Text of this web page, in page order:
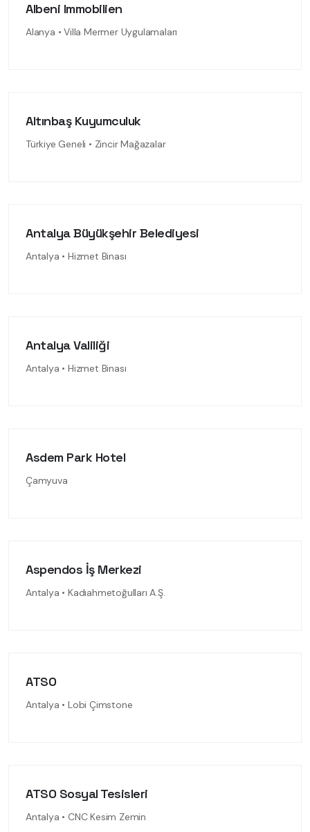
Albeni Immobilien
Alanya • Villa Mermer Uygulamaları
Altınbaş Kuyumculuk
Türkiye Geneli • Zincir Mağazalar
Antalya Büyükşehir Belediyesi
Antalya • Hizmet Binası
Antalya Valiliği
Antalya • Hizmet Binası
Asdem Park Hotel
Çamyuva
Aspendos İş Merkezi
Antalya • Kadıahmetoğulları A.Ş.
ATSO
Antalya • Lobi Çimstone
ATSO Sosyal Tesisleri
Antalya • CNC Kesim Zemin